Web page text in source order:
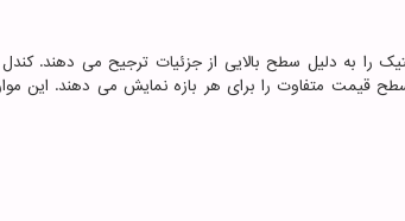
را به دلیل سطح بالایی از جزئیات ترجیح می دهند.
سطح قیمت متفاوت را برای هر بازه نمایش می دهند. این